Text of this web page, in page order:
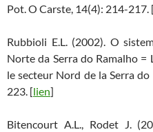
Pot. O Carste, 14(4): 214-217. [
Rubbioli E.L. (2002). O
Norte da Serra do Ramalho
le secteur Nord de la Serra
223. [lien]
Bitencourt A.L., Rodet J.